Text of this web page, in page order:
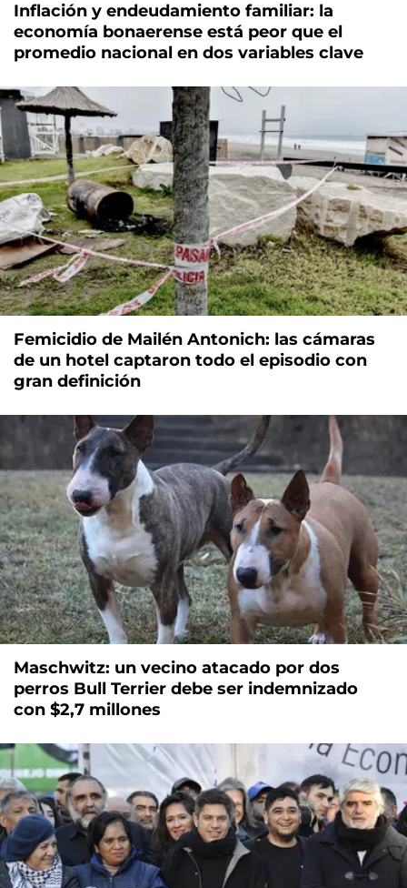
Inflación y endeudamiento familiar: la
economía bonaerense está peor que el
promedio nacional en dos variables clave
Femicidio de Mailén Antonich: las cámaras
de un hotel captaron todo el episodio con
gran definición
Maschwitz: un vecino atacado por dos
perros Bull Terrier debe ser indemnizado
con $2,7 millones